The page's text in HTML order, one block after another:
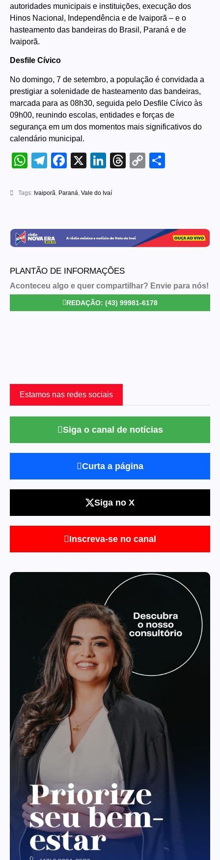
autoridades municipais e instituições, execução dos
Hinos Nacional, Independência e de Ivaiporã – e o
hasteamento das bandeiras do Brasil, Paraná e de
Ivaiporã.
Desfile Cívico
No domingo, 7 de setembro, a população é convidada a
prestigiar a solenidade de hasteamento das bandeiras,
marcada para as 08h30, seguida pelo Desfile Cívico às
09h00, reunindo escolas, entidades e forças de
segurança em um dos momentos mais significativos do
calendário municipal.
WhatsApp
Telegram
Facebook
X LinkedIn
Threads
Copy
Tags: Ivaiporã Paraná Vale do Ivaí
PLANTÃO DE INFORMAÇÕES
Aconteceu algo e quer compartilhar? Envie para nós!
REDAÇÃO: (43) 99981-6178
Estamos nas redes sociais
Siga o canal de notícias
Curta a página
Siga no X
Inscreva-se no canal